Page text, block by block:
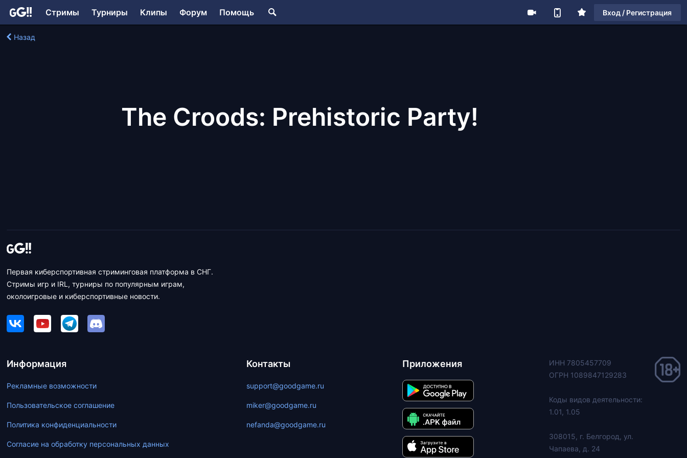
Стримы Турниры Клипы Форум Помощь Вход / Регистрация
Назад
The Croods: Prehistoric Party!
Первая киберспортивная стриминговая платформа в СНГ.
Стримы игр и IRL, турниры по популярным играм,
околоигровые и киберспортивные новости.
Информация
Рекламные возможности
Пользовательское соглашение
Политика конфиденциальности
Согласие на обработку персональных данных
Контакты
support@goodgame.ru
miker@goodgame.ru
nefanda@goodgame.ru
Приложения
ИНН 7805457709
ОГРН 1089847129283
Коды видов деятельности:
1.01, 1.05
308015, г. Белгород, ул.
Чапаева, д. 24